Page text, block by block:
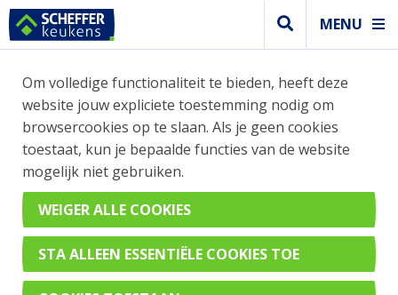
MENU
WEBSHOP BESTELLINGEN
Je kan tijdelijk geen bestelling plaatsen. Wil je je
vast oriënteren? Vergelijk eenvoudig apparaten
en merken met elkaar. Klik hier voor meer
informatie.
Kookplaat
ETNA KGG870ZTA
Om volledige functionaliteit te bieden, heeft deze
website jouw expliciete toestemming nodig om
browsercookies op te slaan. Als je geen cookies
toestaat, kun je bepaalde functies van de website
mogelijk niet gebruiken.